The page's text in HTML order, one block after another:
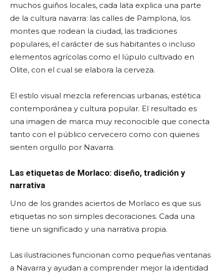
muchos guiños locales, cada lata explica una parte
de la cultura navarra: las calles de Pamplona, los
montes que rodean la ciudad, las tradiciones
populares, el carácter de sus habitantes o incluso
elementos agrícolas como el lúpulo cultivado en
Olite, con el cual se elabora la cerveza.
El estilo visual mezcla referencias urbanas, estética
contemporánea y cultura popular. El resultado es
una imagen de marca muy reconocible que conecta
tanto con el público cervecero como con quienes
sienten orgullo por Navarra.
Las etiquetas de Morlaco: diseño, tradición y
narrativa
Uno de los grandes aciertos de Morlaco es que sus
etiquetas no son simples decoraciones. Cada una
tiene un significado y una narrativa propia.
Las ilustraciones funcionan como pequeñas ventanas
a Navarra y ayudan a comprender mejor la identidad